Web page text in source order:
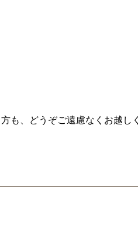
も、どうぞご遠慮なくお越し